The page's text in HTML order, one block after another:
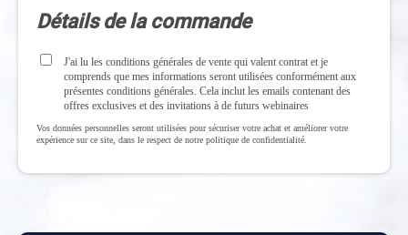
Détails de la commande
J'ai lu les conditions générales de vente qui valent contrat et je
comprends que mes informations seront utilisées conformément aux
présentes conditions générales. Cela inclut les emails contenant des
offres exclusives et des invitations à de futurs webinaires
Vos données personnelles seront utilisées pour sécuriser votre achat et améliorer votre
expérience sur ce site, dans le respect de notre politique de confidentialité.